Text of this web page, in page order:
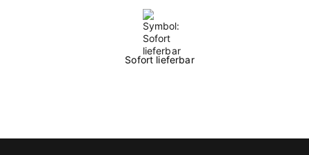
Sofort lieferbar